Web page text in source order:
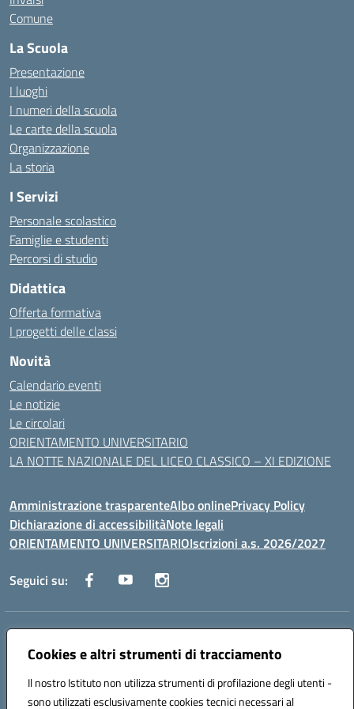
Cookies e altri strumenti di tracciamento
Il nostro Istituto non utilizza strumenti di profilazione degli utenti -
sono utilizzati esclusivamente cookies tecnici necessari al
Comune
La Scuola
Presentazione
I luoghi
I numeri della scuola
Le carte della scuola
Organizzazione
La storia
I Servizi
Personale scolastico
Famiglie e studenti
Percorsi di studio
Didattica
Offerta formativa
I progetti delle classi
Novità
Calendario eventi
Le notizie
Le circolari
ORIENTAMENTO UNIVERSITARIO
LA NOTTE NAZIONALE DEL LICEO CLASSICO – XI EDIZIONE
Amministrazione trasparenteAlbo onlinePrivacy Policy
Dichiarazione di accessibilitàNote legali
ORIENTAMENTO UNIVERSITARIOIscrizioni a.s. 2026/2027
Seguici su:
Indirizzo:
Centralino:0882 331218 Email:fgps210002@istruzione.it
Codice fiscale: 93071630714